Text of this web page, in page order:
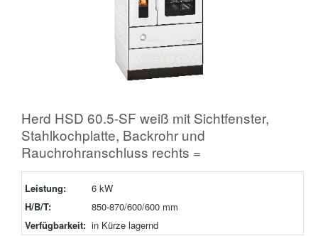
Herd HSD 60.5-SF weiß mit Sichtfenster,
Stahlkochplatte, Backrohr und
Rauchrohranschluss rechts =
Leistung:
6 kW
H/B/T:
850-870/600/600 mm
Verfügbarkeit: in Kürze lagernd